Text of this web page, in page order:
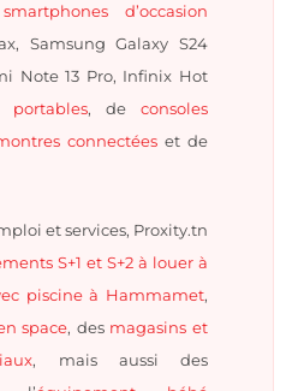
smartphones d’occasion
Samsung Galaxy S24
Note 13 Pro, Infinix Hot
portables, de consoles
connectées et de
et services, Proxity.tn
S+1 et S+2 à louer à
piscine à Hammamet,
space, des magasins et
, mais aussi des